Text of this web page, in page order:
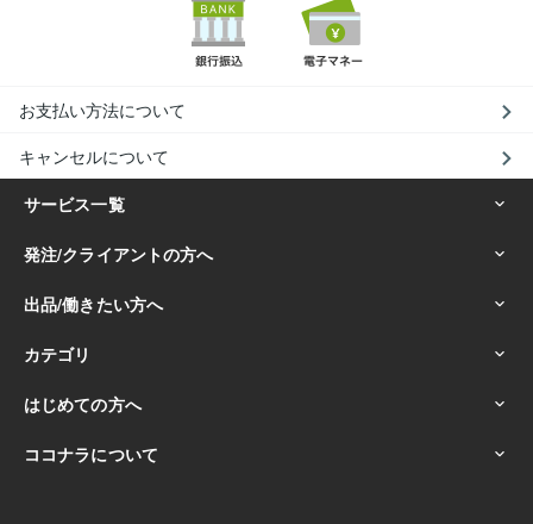
お支払い方法について
キャンセルについて